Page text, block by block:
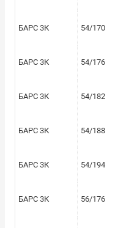
БАРС 3К 54/170
БАРС 3К 54/176
БАРС 3К 54/182
БАРС 3К 54/188
БАРС 3К 54/194
БАРС 3К 56/176